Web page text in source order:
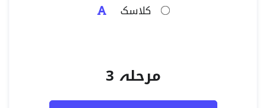
کلاسک
مرحلہ 3